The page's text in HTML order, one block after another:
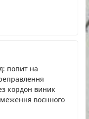
попит на
кордон виник
воєнного